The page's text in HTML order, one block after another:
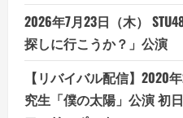
2026年7月23日（木）
探しに行こうか？」公演
【リバイバル配信】2020
究生「僕の太陽」公演 初